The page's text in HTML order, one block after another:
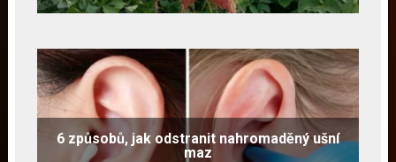
6 způsobů, jak odstranit nahromaděný ušní
maz